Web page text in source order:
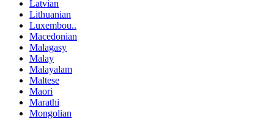
Latvian
Lithuanian
Luxembou..
Macedonian
Malagasy
Malay
Malayalam
Maltese
Maori
Marathi
Mongolian